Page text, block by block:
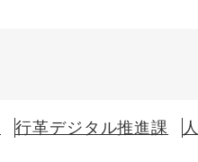
行革デジタル推進課